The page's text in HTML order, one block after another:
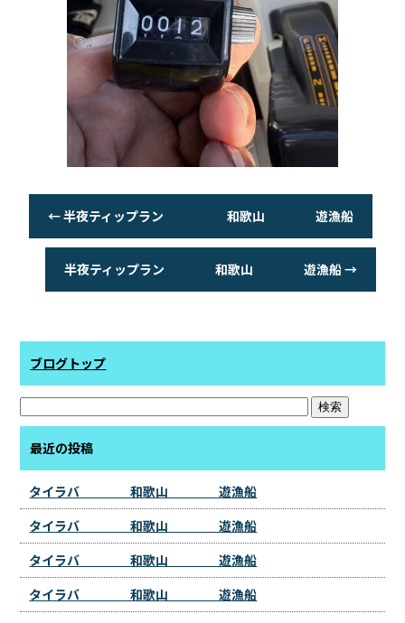
←半夜ティップラン 和歌山 遊漁船
半夜ティップラン 和歌山 遊漁船→
ブログトップ
最近の投稿
タイラバ 和歌山 遊漁船
タイラバ 和歌山 遊漁船
タイラバ 和歌山 遊漁船
タイラバ 和歌山 遊漁船